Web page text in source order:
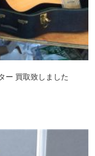
ー 買取致しました